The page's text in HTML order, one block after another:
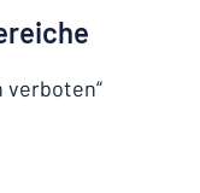
verboten“